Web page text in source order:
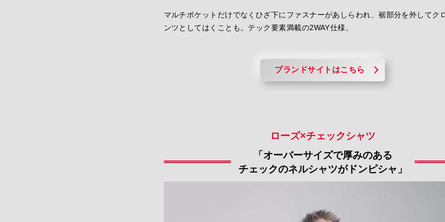
マルチポケットだけでなくひざ下にファスナーがあしらわれ、裾部分を外してク
ンツとしてはくことも。テック要素満載の2WAY仕様。
ブランドサイトはこちら
ローズ×チェックシャツ
「オーバーサイズで厚みのある
チェックのネルシャツがドンピシャ」